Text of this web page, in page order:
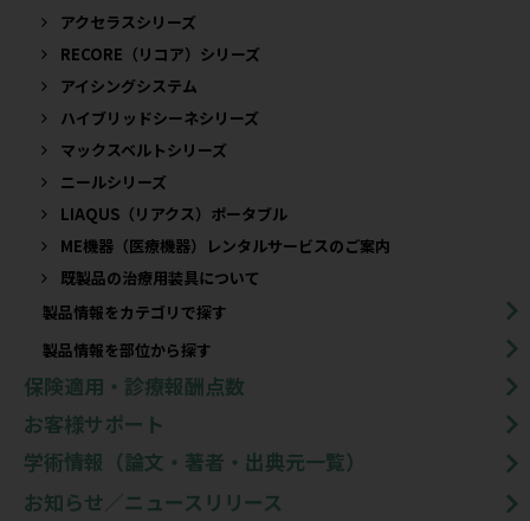
アクセラスシリーズ
RECORE（リコア）シリーズ
アイシングシステム
ハイブリッドシーネシリーズ
マックスベルトシリーズ
ニールシリーズ
LIAQUS（リアクス）ポータブル
ME機器（医療機器）レンタルサービスのご案内
既製品の治療用装具について​
製品情報をカテゴリで探す
製品情報を部位から探す
保険適用・診療報酬点数
お客様サポート
学術情報（論文・著者・出典元一覧）
お知らせ／ニュースリリース